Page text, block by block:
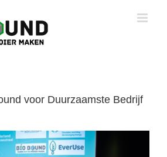
voor Duurzaamste Bedrijf